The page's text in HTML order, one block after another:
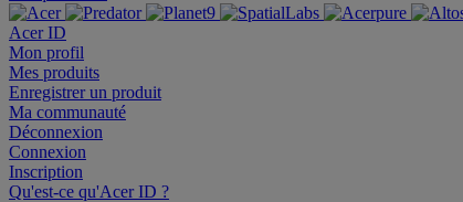
Acer ID
Mon profil
Mes produits
Enregistrer un produit
Ma communauté
Déconnexion
Connexion
Inscription
Qu'est-ce qu'Acer ID ?